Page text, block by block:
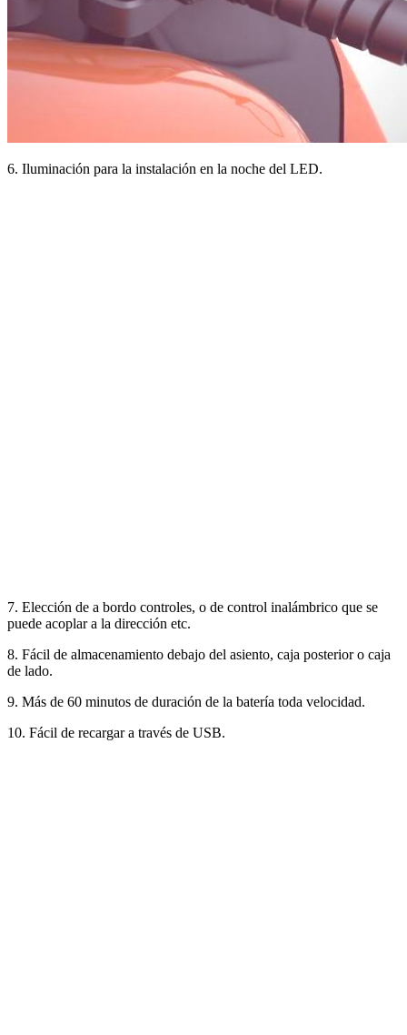
6. Iluminación para la instalación en la noche del LED.
7. Elección de a bordo controles, o de control inalámbrico que se
puede acoplar a la dirección etc.
8. Fácil de almacenamiento debajo del asiento, caja posterior o caja
de lado.
9. Más de 60 minutos de duración de la batería toda velocidad.
10. Fácil de recargar a través de USB.